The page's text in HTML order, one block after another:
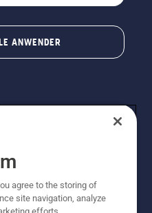
ANWENDER
Rechte vorbehalten. Die
Preisempfehlungen
agree to the storing of
site navigation, analyze